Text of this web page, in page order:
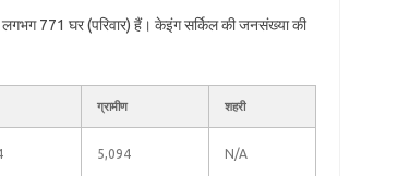
771 घर (परिवार) हैं। केइंग सर्किल की जनसंख्या की
ग्रामीण शहरी
5,094 N/A